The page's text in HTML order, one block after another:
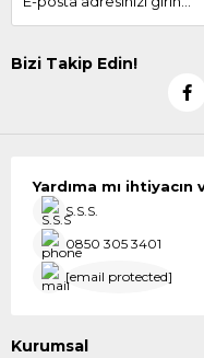
Bizi Takip Edin!
Yardıma mı ihtiyacın
S.S.S.
0850 305 3401
[email protected]
Kurumsal